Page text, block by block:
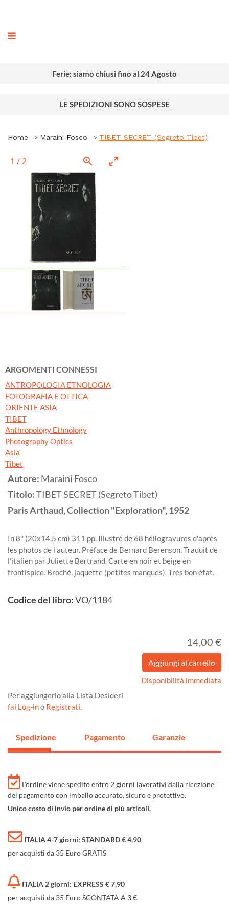
Ferie: siamo chiusi fino al 24 Agosto
LE SPEDIZIONI SONO SOSPESE
Home Maraini Fosco TIBET SECRET (Segreto Tibet)
1 /2
ARGOMENTI CONNESSI
ANTROPOLOGIA ETNOLOGIA
FOTOGRAFIA E OTTICA
ORIENTE ASIA
TIBET
Anthropology Ethnology
Photography Optics
Asia
Tibet
Autore: Maraini Fosco
Titolo:TIBET SECRET (Segreto Tibet)
ParisArthaud, Collection "Exploration",1952
In 8° (20x14,5 cm) 311 pp. Illustré de 68 héliogravures d'après
les photos de l'auteur. Préface de Bernard Berenson. Traduit de
l'italien par Juliette Bertrand. Carte en noir et beige en
frontispice. Broché, jaquette (petites manques). Très bon état.
Codice del libro:VO/1184
14,00 €
Disponibilità immediata
Per aggiungerlo alla Lista Desideri
fai Log-ino Registrati.
Spedizione Pagamento Garanzie
L'ordine viene spedito entro 2 giorni lavorativi dalla ricezione
del pagamento con imballo accurato, sicuro e protettivo.
Unico costo di invio per ordine di più articoli.
ITALIA 4-7 giorni: STANDARD € 4,90
per acquisti da 35 Euro GRATIS
ITALIA 2 giorni: EXPRESS € 7,90
per acquisti da 35 Euro SCONTATA A 3 €